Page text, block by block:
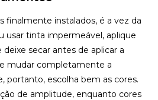
finalmente instalados, é a vez da
usar tinta impermeável, aplique
secar antes de aplicar a
mudar completamente a
portanto, escolha bem as cores.
de amplitude, enquanto cores